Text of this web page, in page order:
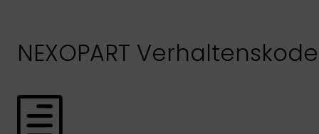
NEXOPART